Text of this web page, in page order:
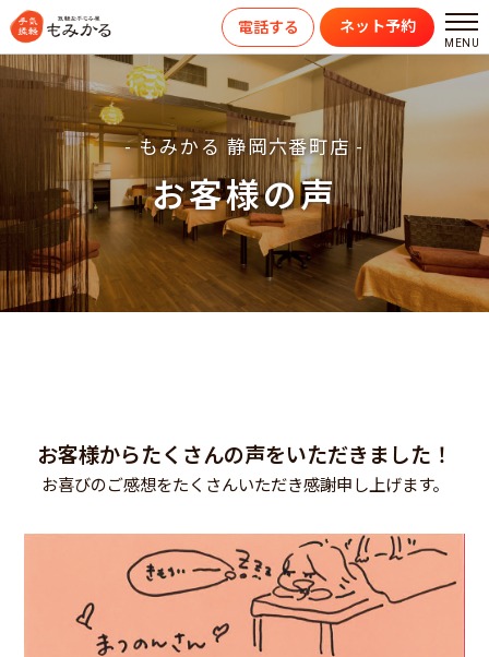
電話する ネット予約
- もみかる 静岡六番町店 -
お客様の声
お客様からたくさんの声をいただきました！
お喜びのご感想をたくさんいただき感謝申し上げます。